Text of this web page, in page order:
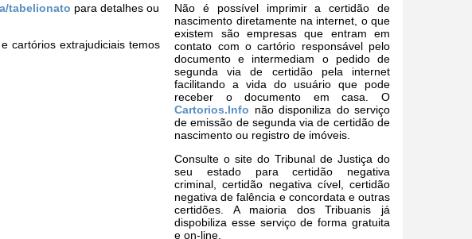
tabelionato para detalhes ou
cartórios extrajudiciais temos
Não é possível imprimir a certidão de
nascimento diretamente na internet, o que
existem são empresas que entram em
contato com o cartório responsável pelo
documento e intermediam o pedido de
segunda via de certidão pela internet
facilitando a vida do usuário que pode
receber o documento em casa. O
Cartorios.Info não disponiliza do serviço
de emissão de segunda via de certidão de
nascimento ou registro de imóveis.
Consulte o site do Tribunal de Justiça do
seu estado para certidão negativa
criminal, certidão negativa cível, certidão
negativa de falência e concordata e outras
certidões. A maioria dos Tribuanis já
dispobiliza esse serviço de forma gratuita
e on-line.